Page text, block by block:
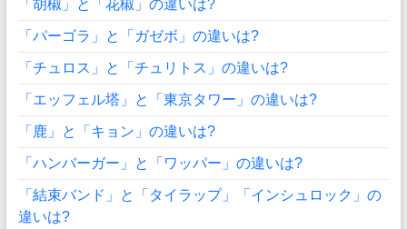
「胡椒」と「花椒」の違いは?
「パーゴラ」と「ガゼボ」の違いは?
「チュロス」と「チュリトス」の違いは?
「エッフェル塔」と「東京タワー」の違いは?
「鹿」と「キョン」の違いは?
「ハンバーガー」と「ワッパー」の違いは?
「結束バンド」と「タイラップ」「インシュロック」の
違いは?